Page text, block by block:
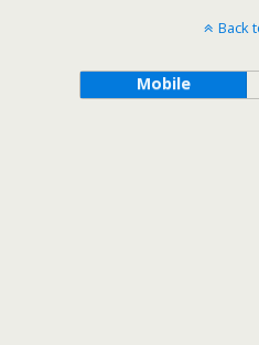
Back
Mobile